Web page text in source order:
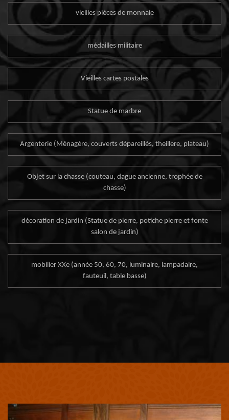
vieilles pièces de monnaie
médailles militaire
Vieilles cartes postales
Statue de marbre
Argenterie (Ménagère, couverts dépareillés, theillere, plateau)
Objet sur la chasse (couteau, dague ancienne, trophée de
chasse)
décoration de jardin (Statue de pierre, potiche pierre et fonte
salon de jardin)
mobilier XXe (année 50, 60, 70, luminaire, lampadaire,
fauteuil, table basse)